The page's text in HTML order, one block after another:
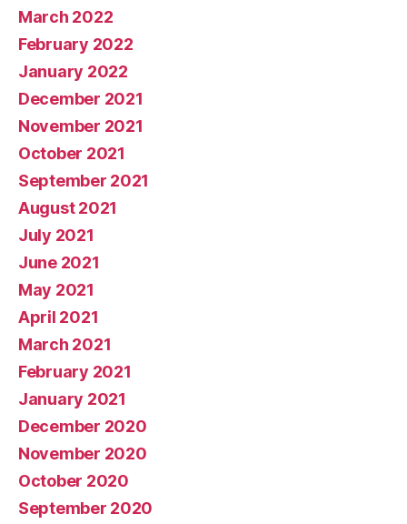
March 2022
February 2022
January 2022
December 2021
November 2021
October 2021
September 2021
August 2021
July 2021
June 2021
May 2021
April 2021
March 2021
February 2021
January 2021
December 2020
November 2020
October 2020
September 2020